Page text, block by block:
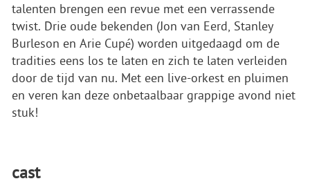
talenten brengen een revue met een verrassende
twist. Drie oude bekenden (Jon van Eerd, Stanley
Burleson en Arie Cupé) worden uitgedaagd om de
tradities eens los te laten en zich te laten verleiden
door de tijd van nu. Met een live-orkest en pluimen
en veren kan deze onbetaalbaar grappige avond niet
stuk!
cast